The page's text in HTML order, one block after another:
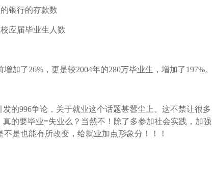
银行的存款数
应届毕业生人数
加了26%，更是较2004年的280万毕业生，增加了197%。
的996争论，关于就业这个话题甚嚣尘上。这不禁让很多
的要毕业=失业么？当然不！除了多参加社会实践，加强
是也能有所改变，给就业加点形象分！！！